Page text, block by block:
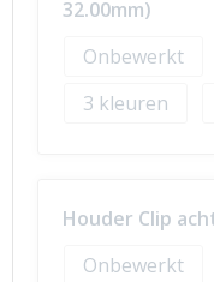
32.00mm)
Onbewerkt
3
Houder Clip
Onbewerkt